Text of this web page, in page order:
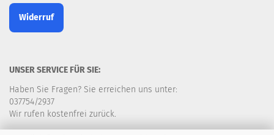
Widerruf
UNSER SERVICE FÜR SIE:
Haben Sie Fragen? Sie erreichen uns unter:
037754/2937
Wir rufen kostenfrei zurück.